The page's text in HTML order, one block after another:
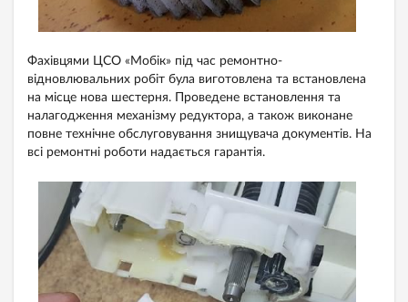
Фахівцями ЦСО «Мобік» під час ремонтно-
відновлювальних робіт була виготовлена та встановлена
на місце нова шестерня. Проведене встановлення та
налагодження механізму редуктора, а також виконане
повне технічне обслуговування знищувача документів. На
всі ремонтні роботи надається гарантія.